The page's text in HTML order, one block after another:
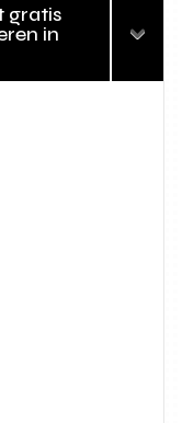
gratis
in